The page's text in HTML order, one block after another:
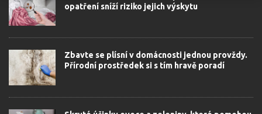
opatření sníží riziko jejich výskytu
Zbavte se plísní v domácnosti jednou provždy.
Přírodní prostředek si s tím hravě poradí